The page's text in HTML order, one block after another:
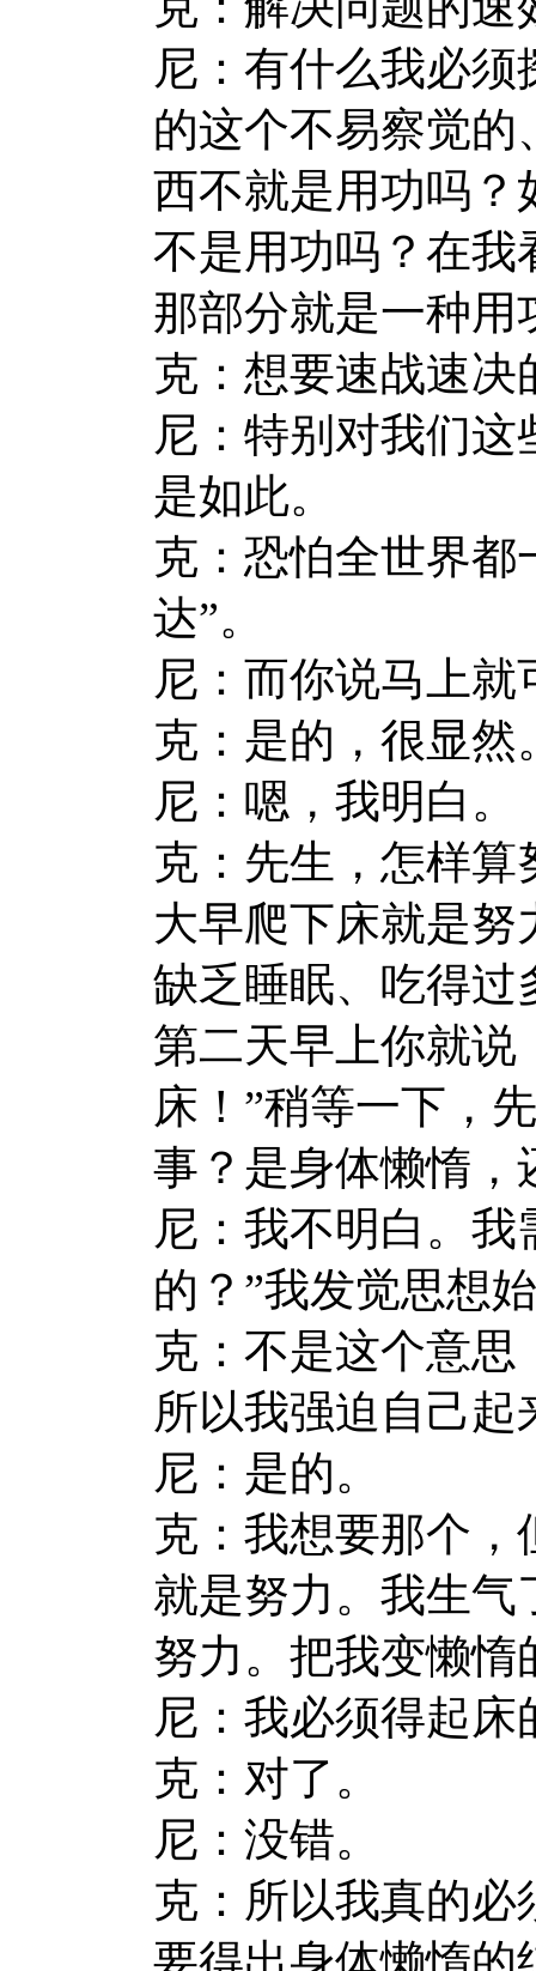
尼：有什么我必
的这个不易察觉
西不就是用功吗？
不是用功吗？在
那部分就是一种用
克：想要速战速决
尼：特别对我们
是如此。
克：恐怕全世界都
达”。
尼：而你说马上就
克：是的，很显然
尼：嗯，我明白。
克：先生，怎样
大早爬下床就是
缺乏睡眠、吃得过
第二天早上你就说
床！”稍等一下，
事？是身体懒惰，
尼：我不明白。
的？”我发觉思想
克：不是这个意
所以我强迫自己
尼：是的。
克：我想要那个
就是努力。我生气
努力。把我变懒惰
尼：我必须得起床
克：对了。
尼：没错。
克：所以我真的